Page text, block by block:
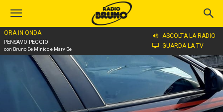
ORA IN ONDA
PENSAVO PEGGIO
con Bruno De Minico e Mary Be
ASCOLTA LA RADIO
GUARDA LA TV
Home